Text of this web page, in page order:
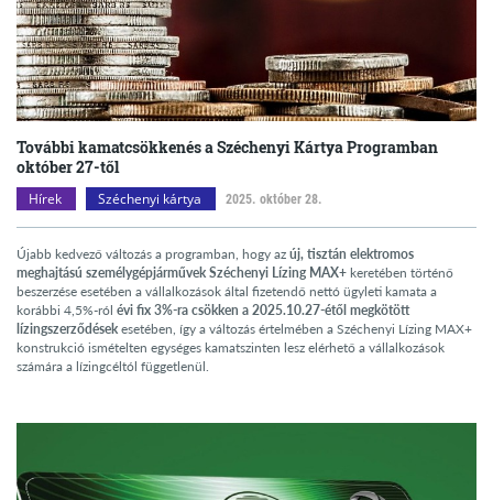
További kamatcsökkenés a Széchenyi Kártya Programban
október 27-től
Hírek Széchenyi kártya 2025. október 28.
Újabb kedvező változás a programban, hogy az új, tisztán elektromos
meghajtású személygépjárművek Széchenyi Lízing MAX+ keretében történő
beszerzése esetében a vállalkozások által fizetendő nettó ügyleti kamata a
korábbi 4,5%-ról évi fix 3%-ra csökken a 2025.10.27-étől megkötött
lízingszerződések esetében, így a változás értelmében a Széchenyi Lízing MAX+
konstrukció ismételten egységes kamatszinten lesz elérhető a vállalkozások
számára a lízingcéltól függetlenül.